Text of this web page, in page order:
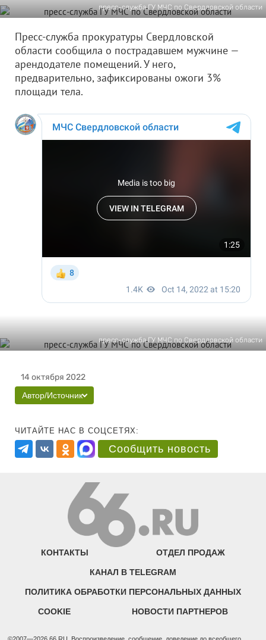
пресс-служба ГУ МЧС по Свердловской области
Пресс-служба прокуратуры Свердловской
области сообщила о пострадавшем мужчине —
арендодателе помещений. У него,
предварительно, зафиксированы ожоги 3%
площади тела.
пресс-служба ГУ МЧС по Свердловской области
14 октября 2022
Автор/Источник
ЧИТАЙТЕ НАС В СОЦСЕТЯХ:
Сообщить новость
КОНТАКТЫ ОТДЕЛ ПРОДАЖ
КАНАЛ В TELEGRAM
ПОЛИТИКА ОБРАБОТКИ ПЕРСОНАЛЬНЫХ ДАННЫХ
COOKIE НОВОСТИ ПАРТНЕРОВ